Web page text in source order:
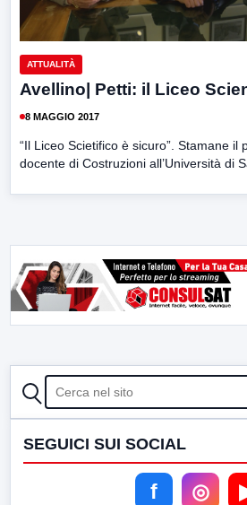
ATTUALITÀ
Avellino| Petti: il Liceo
8 MAGGIO 2017
“Il Liceo Scietifico è sicuro”. Stamane il
docente di Costruzioni all’Università di
CERCA
SEGUICI SUI SOCIAL
f ◎